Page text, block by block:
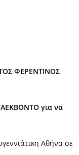
ΦΕΡΕΝΤΙΝΟΣ
για να
Αθήνα σε